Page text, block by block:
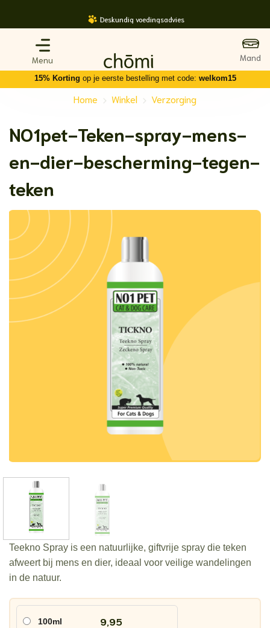
Deskundig voedingsadvies
15% Korting op je eerste bestelling met code: welkom15
Home - Winkel - Verzorging
NO1pet-Teken-spray-mens-
en-dier-bescherming-tegen-
teken
Teekno Spray is een natuurlijke, giftvrije spray die teken
afweert bij mens en dier, ideaal voor veilige wandelingen
in de natuur.
100ml 9,95